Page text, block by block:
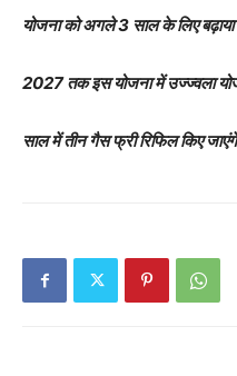
योजना को अगले 3 साल के लिए बढ़ाया
2027 तक इस योजना में उज्ज्वला
साल में तीन गैस फ्री रिफिल किए जाएंगे